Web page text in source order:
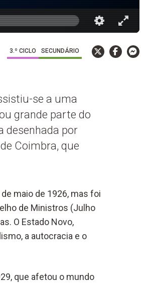
3.º CICLO SECUNDÁRIO
se a uma
grande parte do
desenhada por
Coimbra, que
maio de 1926, mas foi
de Ministros (Julho
O Estado Novo,
a autocracia e o
que afetou o mundo